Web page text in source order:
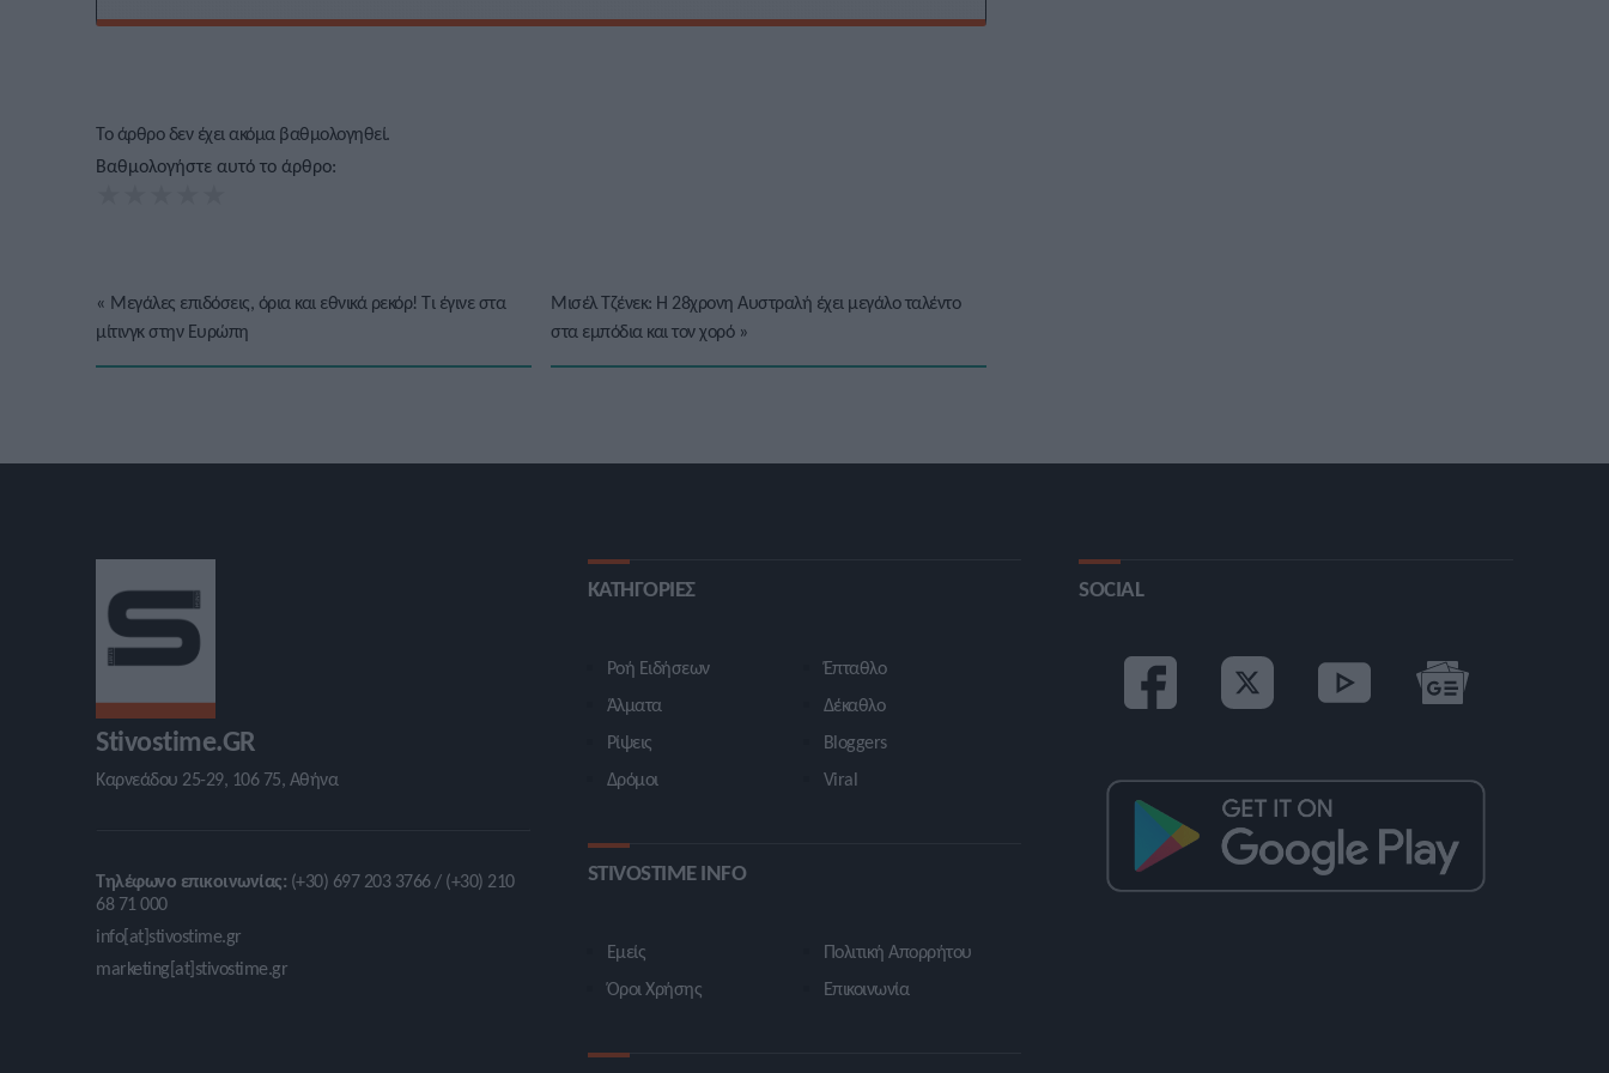
Το άρθρο δεν έχει ακόμα βαθμολογηθεί.
Βαθμολογήστε αυτό το άρθρο:
« Μεγάλες επιδόσεις, όρια και εθνικά ρεκόρ! Τι έγινε στα
μίτινγκ στην Ευρώπη
Μισέλ Τζένεκ: Η 28χρονη Αυστραλή έχει μεγάλο ταλέντο
στα εμπόδια και τον χορό»
Stivostime.GR
Καρνεάδου 25-29, 106 75, Αθήνα
Τηλέφωνο επικοινωνίας: (+30) 697 203 3766 / (+30) 210
68 71 000
info[at]stivostime.gr
marketing[at]stivostime.gr
ΚΑΤΗΓΟΡΙΕΣ
Ροή Ειδήσεων
Άλματα
Ρίψεις
Δρόμοι
Έπταθλο
Δέκαθλο
Bloggers
Viral
STIVOSTIME INFO
Εμείς
Όροι Χρήσης
Πολιτική Απορρήτου
Επικοινωνία
SOCIAL